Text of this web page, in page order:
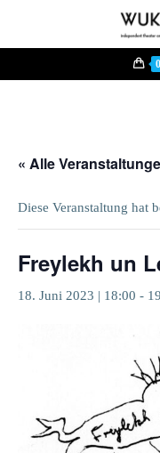
springen
0
« Alle
Diese Veranstaltung hat
Freylekh un
18. Juni 2023 | 18:00 -